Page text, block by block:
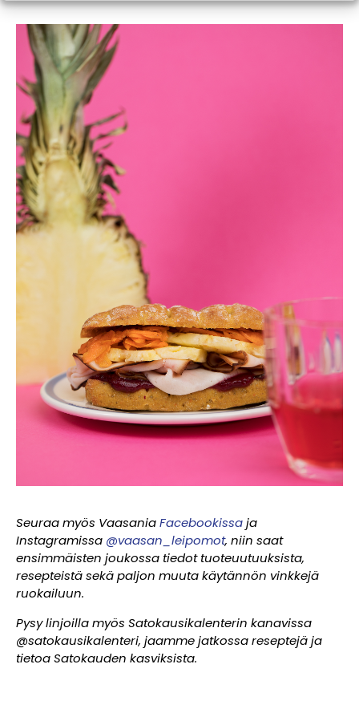
Seuraa myös VaasaniaFacebookissaja
Instagramissa @vaasan_leipomot, niin saat
ensimmäisten joukossa tiedot tuoteuutuuksista,
resepteistä sekä paljon muuta käytännön vinkkejä
ruokailuun.
Pysy linjoilla myös Satokausikalenterin kanavissa
@satokausikalenteri, jaamme jatkossa reseptejä ja
tietoa Satokauden kasviksista.